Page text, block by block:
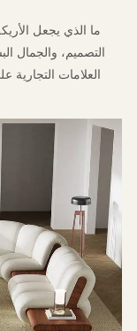
ما الذي يجعل
التصميم، والجمال